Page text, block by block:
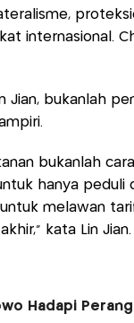
internasional.
Jian, bukanlah
bukanlah
hanya peduli
melawan
kata Lin Jian.
Hadapi